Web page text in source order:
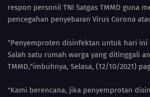
respon personil TNI Satgas TMMD guna
pencegahan penyebaran Virus Corona
“Penyemproten disinfektan untuk hari
Salah satu rumah warga yang ditinggali
TMMD,"imbuhnya, Selasa, (12/10/2021)
"Kami berencana, jika penyemprotan